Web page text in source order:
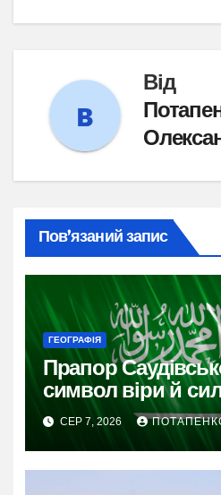
Від
Пов’язаний запис
ГЕОГРАФІЯ
Прапор
символ віри й
СЕР 7, 2026